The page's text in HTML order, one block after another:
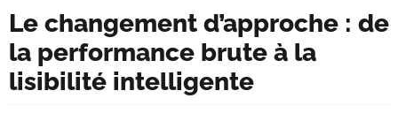
Le changement d’approche : de
la performance brute à la
lisibilité intelligente